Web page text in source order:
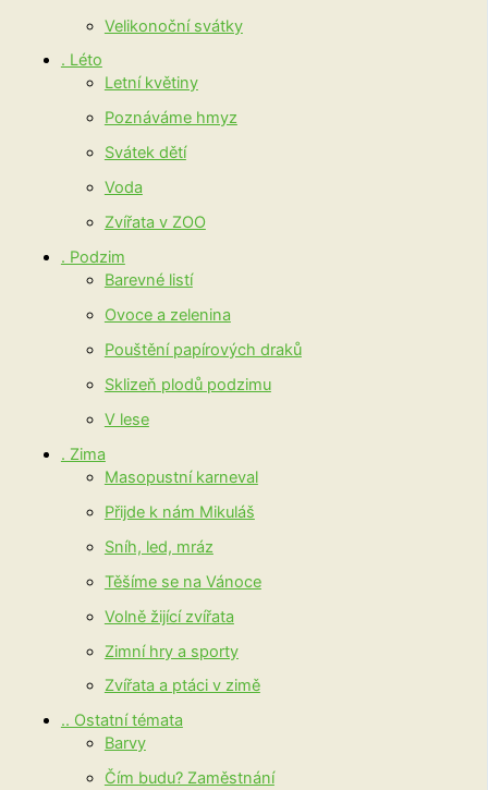
Velikonoční svátky
. Léto
Letní květiny
Poznáváme hmyz
Svátek dětí
Voda
Zvířata v ZOO
. Podzim
Barevné listí
Ovoce a zelenina
Pouštění papírových draků
Sklizeň plodů podzimu
V lese
. Zima
Masopustní karneval
Přijde k nám Mikuláš
Sníh, led, mráz
Těšíme se na Vánoce
Volně žijící zvířata
Zimní hry a sporty
Zvířata a ptáci v zimě
.. Ostatní témata
Barvy
Čím budu? Zaměstnání